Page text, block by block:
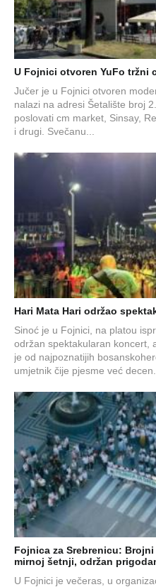
U Fojnici otvoren YuFo tržni
Jučer je u Fojnici otvoren
nalazi na adresi Šetalište broj
poslovati cm market, Sinsay,
i drugi. Svečanu...
Hari Mata Hari održao
Sinoć je u Fojnici, na platou
održan spektakularan koncert,
je od najpoznatijih
umjetnik čije pjesme već
Fojnica za Srebrenicu:
mirnoj šetnji, održan
U Fojnici je večeras, u